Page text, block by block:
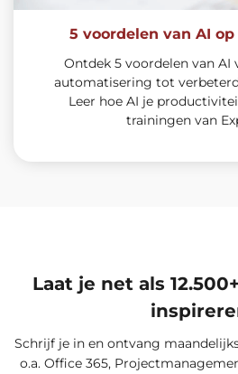
5 voordelen van AI
Ontdek 5 voordelen van AI
automatisering tot
Leer hoe AI je
trainingen van
Laat je net als
Schrijf je in en ontvang
o.a. Office 365,